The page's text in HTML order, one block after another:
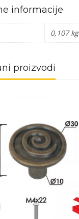
informacije
0,107 kg
proizvodi